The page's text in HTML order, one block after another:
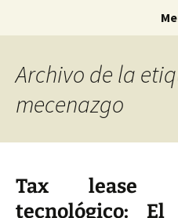
Archivo de la
mecenazgo
Tax lease
tecnológico: